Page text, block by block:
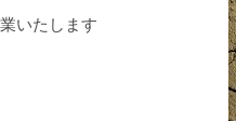
いたします